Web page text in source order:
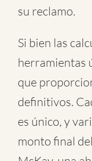
su reclamo.
Si bien las
herramientas
que
definitivos.
es único, y
monto final